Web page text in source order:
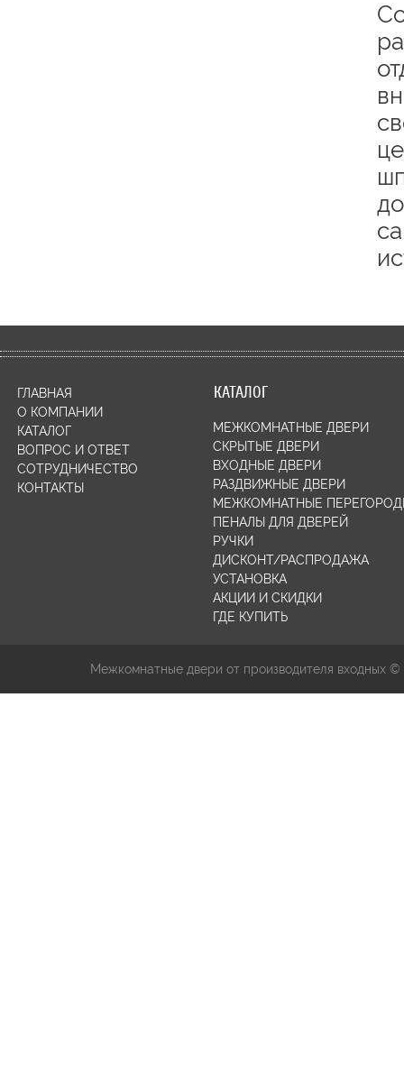
ГЛАВНАЯ
О КОМПАНИИ
КАТАЛОГ
ВОПРОС И ОТВЕТ
СОТРУДНИЧЕСТВО
КОНТАКТЫ
КАТАЛОГ
МЕЖКОМНАТНЫЕ ДВЕРИ
СКРЫТЫЕ ДВЕРИ
ВХОДНЫЕ ДВЕРИ
РАЗДВИЖНЫЕ ДВЕРИ
МЕЖКОМНАТНЫЕ
ПЕНАЛЫ ДЛЯ ДВЕРЕЙ
РУЧКИ
ДИСКОНТ/РАСПРОДАЖА
УСТАНОВКА
АКЦИИ И СКИДКИ
ГДЕ КУПИТЬ
Межкомнатные двери от производителя входных